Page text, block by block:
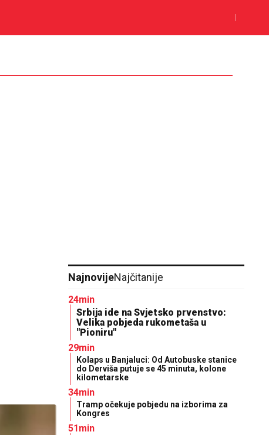
NajnovijeNajčitanije
24min
Srbija ide na Svjetsko prvenstvo:
Velika pobjeda rukometaša u
"Pioniru"
29min
Kolaps u Banjaluci: Od Autobuske stanice
do Derviša putuje se 45 minuta, kolone
kilometarske
34min
Tramp očekuje pobjedu na izborima za
Kongres
51min